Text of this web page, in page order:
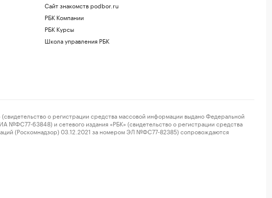
Сайт знакомств podbor.ru
РБК Компании
РБК Курсы
Школа управления РБК
о регистрации средства массовой информации выдано Федеральной
№ФС77-63848) и сетевого издания «РБК» (свидетельство о регистрации средства
(Роскомнадзор) 03.12.2021 за номером ЭЛ №ФС77-82385) сопровождаются